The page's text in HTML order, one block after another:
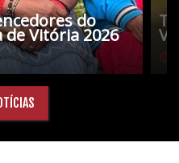
do
de Vitória 2026